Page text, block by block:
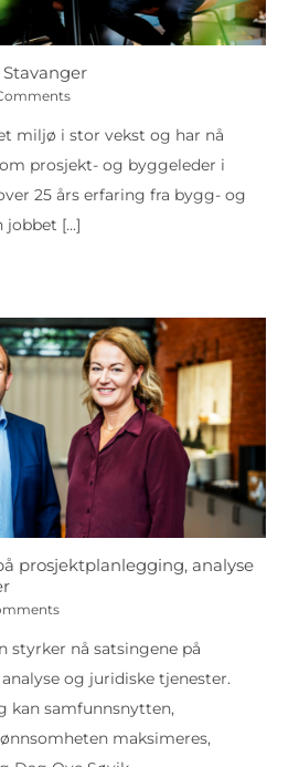
miljø i stor vekst og har nå
prosjekt- og byggeleder i
25 års erfaring fra bygg- og
jobbet [...]
prosjektplanlegging, analyse
styrker nå satsingene på
og juridiske tjenester.
kan samfunnsnytten,
maksimeres,